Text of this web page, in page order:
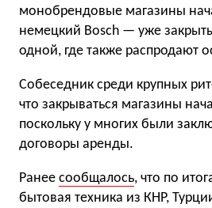
монобрендовые магазины
немецкий Bosch — уже
одной, где также распродают
Собеседник среди крупных
что закрываться магазины
поскольку у многих были
договоры аренды.
Ранее сообщалось, что по
бытовая техника из КНР,